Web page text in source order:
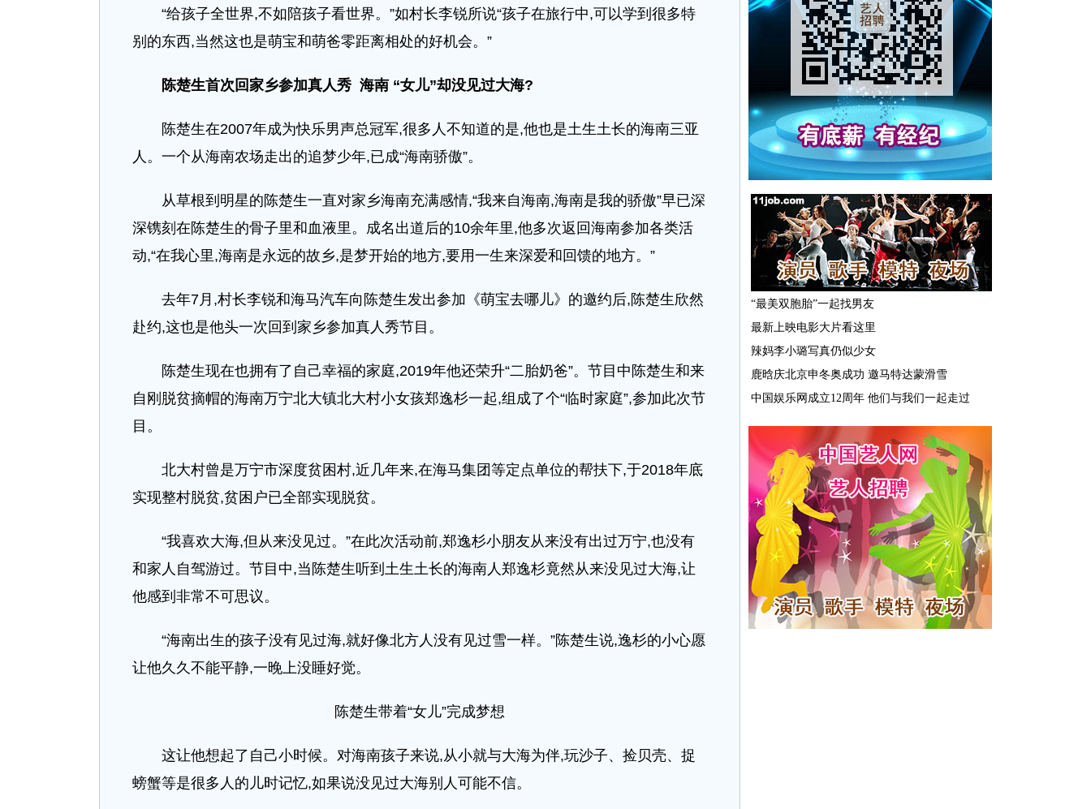
“给孩子全世界,不如陪孩子看世界。”如村长李锐所说“孩子在旅行中,可以学到很多特
别的东西,当然这也是萌宝和萌爸零距离相处的好机会。”
陈楚生首次回家乡参加真人秀 海南 “女儿”却没见过大海?
陈楚生在2007年成为快乐男声总冠军,很多人不知道的是,他也是土生土长的海南三亚
人。一个从海南农场走出的追梦少年,已成“海南骄傲”。
从草根到明星的陈楚生一直对家乡海南充满感情,“我来自海南,海南是我的骄傲”早已深
深镌刻在陈楚生的骨子里和血液里。成名出道后的10余年里,他多次返回海南参加各类活
动,“在我心里,海南是永远的故乡,是梦开始的地方,要用一生来深爱和回馈的地方。”
去年7月,村长李锐和海马汽车向陈楚生发出参加《萌宝去哪儿》的邀约后,陈楚生欣然
赴约,这也是他头一次回到家乡参加真人秀节目。
陈楚生现在也拥有了自己幸福的家庭,2019年他还荣升“二胎奶爸”。节目中陈楚生和来
自刚脱贫摘帽的海南万宁北大镇北大村小女孩郑逸杉一起,组成了个“临时家庭”,参加此次节
目。
北大村曾是万宁市深度贫困村,近几年来,在海马集团等定点单位的帮扶下,于2018年底
实现整村脱贫,贫困户已全部实现脱贫。
“我喜欢大海,但从来没见过。”在此次活动前,郑逸杉小朋友从来没有出过万宁,也没有
和家人自驾游过。节目中,当陈楚生听到土生土长的海南人郑逸杉竟然从来没见过大海,让
他感到非常不可思议。
“海南出生的孩子没有见过海,就好像北方人没有见过雪一样。”陈楚生说,逸杉的小心愿
让他久久不能平静,一晚上没睡好觉。
陈楚生带着“女儿”完成梦想
这让他想起了自己小时候。对海南孩子来说,从小就与大海为伴,玩沙子、捡贝壳、捉
螃蟹等是很多人的儿时记忆,如果说没见过大海别人可能不信。